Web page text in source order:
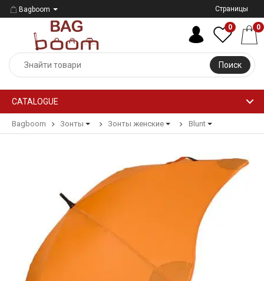
Bagboom Страницы
Поиск
0 0
CATALOGUE
Bagboom Зонты Зонты женские Blunt